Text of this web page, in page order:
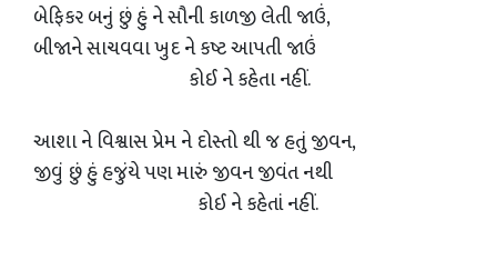
બેફિકર બનું છું હું ને સૌની કાળજી લેતી જાઉં,
બીજાને સાચવવા ખુદ ને કષ્ટ આપતી જાઉં
કોઈ ને કહેતા નહીં.
આશા ને વિશ્વાસ પ્રેમ ને દોસ્તો થી જ હતું જીવન,
જીવું છું હું હજુંયે પણ મારું જીવન જીવંત નથી
કોઈ ને કહેતાં નહીં.